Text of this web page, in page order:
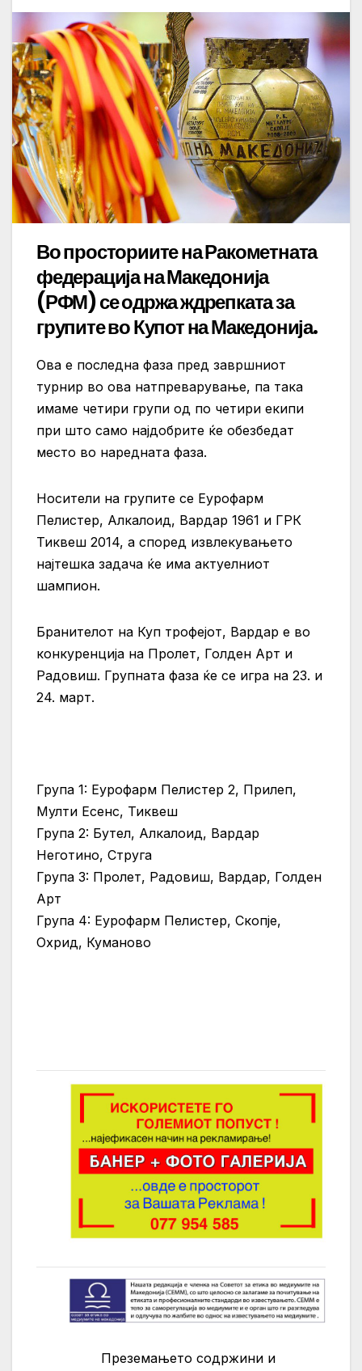
Во просториите на Ракометната
федерација на Македонија
(РФМ) се одржа ждрепката за
групите во Купот на Македонија.
Ова е последна фаза пред завршниот
турнир во ова натпреварување, па така
имаме четири групи од по четири екипи
при што само најдобрите ќе обезбедат
место во наредната фаза.
Носители на групите се Еурофарм
Пелистер, Алкалоид, Вардар 1961 и ГРК
Тиквеш 2014, а според извлекувањето
најтешка задача ќе има актуелниот
шампион.
Бранителот на Куп трофејот, Вардар е во
конкуренција на Пролет, Голден Арт и
Радовиш. Групната фаза ќе се игра на 23. и
24. март.
Група 1: Еурофарм Пелистер 2, Прилеп,
Мулти Есенс, Тиквеш
Група 2: Бутел, Алкалоид, Вардар
Неготино, Струга
Група 3: Пролет, Радовиш, Вардар, Голден
Арт
Група 4: Еурофарм Пелистер, Скопје,
Охрид, Куманово
Преземањето содржини и